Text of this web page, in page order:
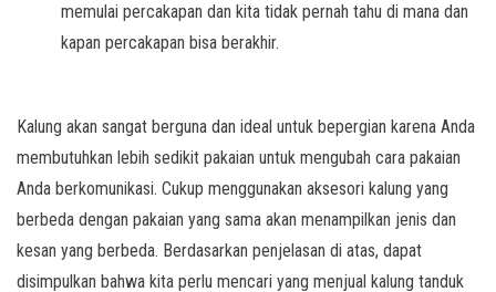
memulai percakapan dan kita tidak pernah tahu di mana dan
kapan percakapan bisa berakhir.
Kalung akan sangat berguna dan ideal untuk bepergian karena Anda
membutuhkan lebih sedikit pakaian untuk mengubah cara pakaian
Anda berkomunikasi. Cukup menggunakan aksesori kalung yang
berbeda dengan pakaian yang sama akan menampilkan jenis dan
kesan yang berbeda. Berdasarkan penjelasan di atas, dapat
disimpulkan bahwa kita perlu mencari yang menjual kalung tanduk